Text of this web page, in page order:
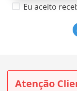
Eu aceito
Atenção